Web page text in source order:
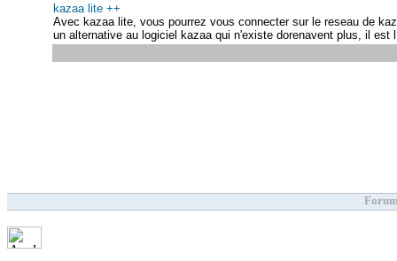
kazaa lite ++
Avec kazaa lite, vous pourrez vous connecter sur le reseau de
un alternative au logiciel kazaa qui n'existe dorenavent plus, il